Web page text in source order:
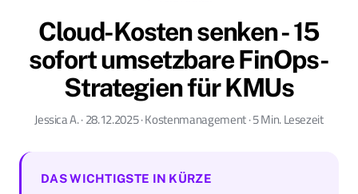
Cloud-Kosten senken - 15
sofort umsetzbare FinOps-
Strategien für KMUs
Jessica A. · 28.12.2025 · Kostenmanagement · 5 Min. Lesezeit
DAS WICHTIGSTE IN KÜRZE